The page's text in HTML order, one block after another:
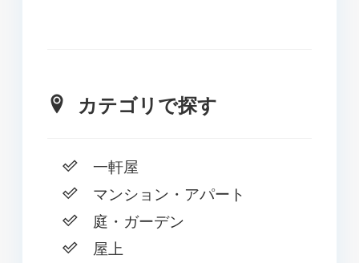
カテゴリで探す
一軒屋
マンション・アパート
庭・ガーデン
屋上